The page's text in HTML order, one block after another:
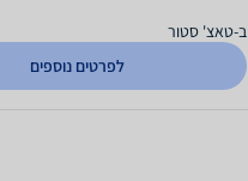
ב-טאצ' סטור
לפרטים נוספים